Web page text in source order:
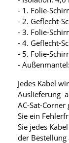
- 1. Folie-
- 2. Geflecht-
- 3. Folie-
- 4. Geflecht-
- 5. Folie-
-
Jedes Kabel
Auslieferung
AC-Sat-
Sie ein
Sie jedes
der Bestellung